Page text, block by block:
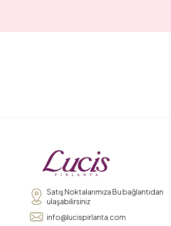
Satış Noktalarımıza Bu bağlantıdan
ulaşabilirsiniz
info@lucispirlanta.com